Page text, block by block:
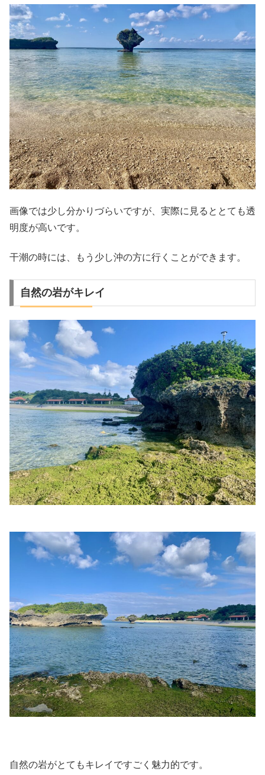
画像では少し分かりづらいですが、実際に見るととても透
明度が高いです。
干潮の時には、もう少し沖の方に行くことができます。
自然の岩がキレイ
自然の岩がとてもキレイですごく魅力的です。